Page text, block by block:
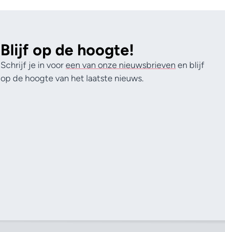
Blijf op de hoogte!
Schrijf je in vooreen van onze nieuwsbrieven en blijf
op de hoogte van het laatste nieuws.